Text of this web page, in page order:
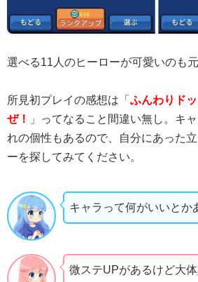
選べる11人のヒーローが可愛いのも
所見初プレイの感想は「 ふんわりド
ぜ！
」ってなること間違い無し。キ
れの個性もあるので、自分にあった
ーを探してみてください。
キャラって何がいいとか
微ステUPがあるけど大